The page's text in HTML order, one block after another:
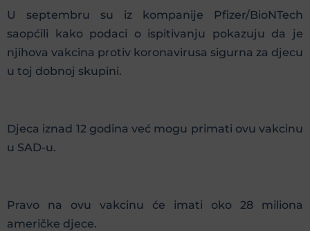
U septembru su iz kompanije Pfizer/BioNTech
saopćili kako podaci o ispitivanju pokazuju da je
njihova vakcina protiv koronavirusa sigurna za djecu
u toj dobnoj skupini.
Djeca iznad 12 godina već mogu primati ovu vakcinu
u SAD-u.
Pravo na ovu vakcinu će imati oko 28 miliona
američke djece.